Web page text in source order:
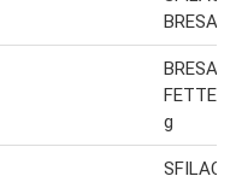
FETTE
g